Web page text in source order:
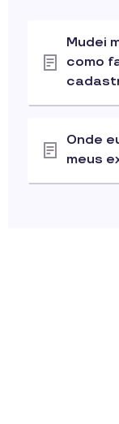
Mudei
como
Onde
meus